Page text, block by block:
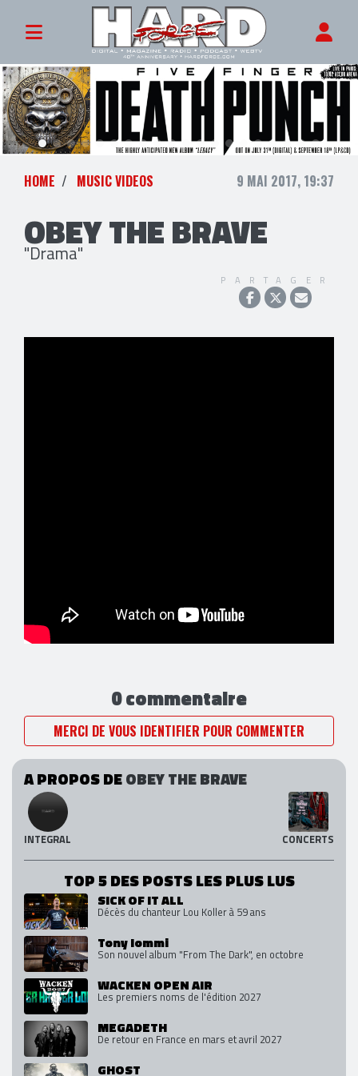
HOME MUSIC VIDEOS 9 MAI 2017, 19:37
OBEY THE BRAVE
"Drama"
PARTAGER
0 commentaire
MERCI DE VOUS IDENTIFIER POUR COMMENTER
A PROPOS DEOBEY THE BRAVE
INTEGRAL CONCERTS
TOP 5 DES POSTS LES PLUS LUS
SICK OF IT ALL
Décès du chanteur Lou Koller à 59 ans
Tony Iommi
Son nouvel album "From The Dark", en octobre
WACKEN OPEN AIR
Les premiers noms de l'édition 2027
MEGADETH
De retour en France en mars et avril 2027
GHOST